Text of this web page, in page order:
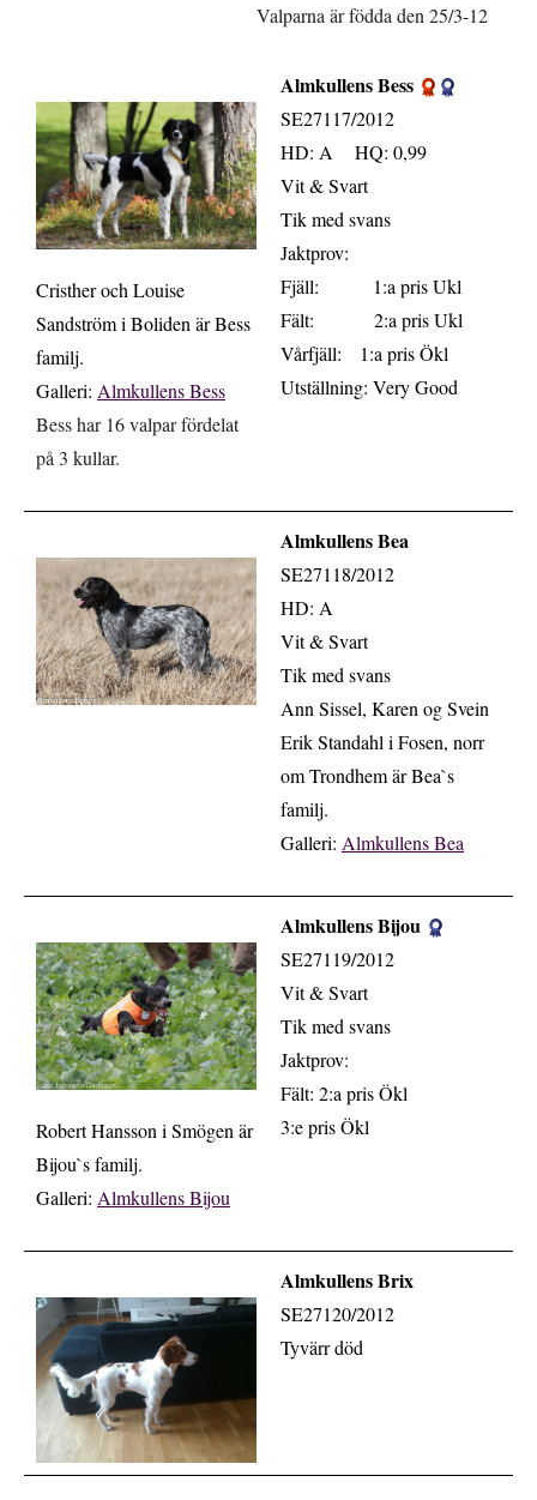
Valparna är födda den 25/3-12
Cristher och Louise
Sandström i Boliden är Bess
familj.
Galleri: Almkullens Bess
Bess har 16 valpar fördelat
på 3 kullar.
Almkullens Bess
SE27117/2012
HD: A HQ: 0,99
Vit & Svart
Tik med svans
Jaktprov:
Fjäll: 1:a pris Ukl
Fält: 2:a pris Ukl
Vårfjäll: 1:a pris Ökl
Utställning: Very Good
Almkullens Bea
SE27118/2012
HD: A
Vit & Svart
Tik med svans
Ann Sissel, Karen og Svein
Erik Standahl i Fosen, norr
om Trondhem är Bea`s
familj.
Galleri: Almkullens Bea
Robert Hansson i Smögen är
Bijou`s familj.
Galleri: Almkullens Bijou
Almkullens Bijou
SE27119/2012
Vit & Svart
Tik med svans
Jaktprov:
Fält: 2:a pris Ökl
3:e pris Ökl
Almkullens Brix
SE27120/2012
Tyvärr död